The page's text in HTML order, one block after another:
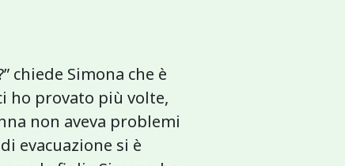
chiede Simona che è
ho provato più volte,
non aveva problemi
evacuazione si è